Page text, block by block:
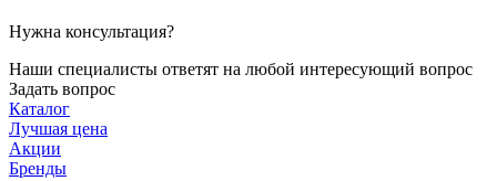
Нужна консультация?
Наши специалисты ответят на любой интересующий вопрос
Задать вопрос
Каталог
Лучшая цена
Акции
Бренды